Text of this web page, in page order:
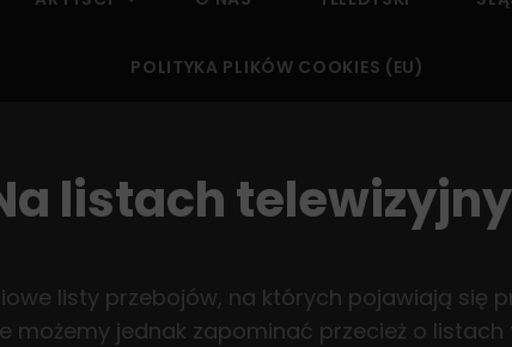
POLITYKA PLIKÓW COOKIES (EU)
listach
listy przebojów, na których pojawiają się
możemy jednak zapominać przecież o listach